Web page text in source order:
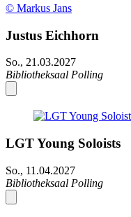
© Markus Jans
Justus Eichhorn
So., 21.03.2027
Bibliotheksaal Polling
LGT Young Soloists
So., 11.04.2027
Bibliotheksaal Polling